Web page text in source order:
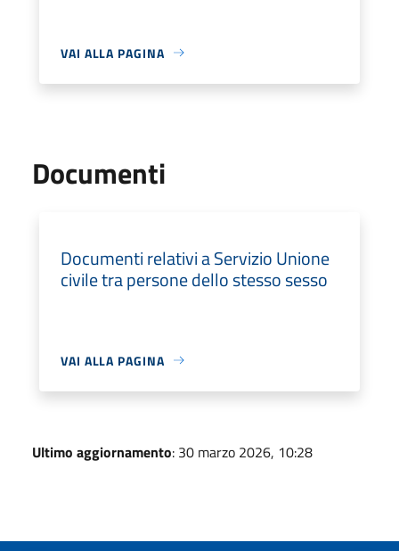
VAI ALLA PAGINA
Documenti
Documenti relativi a Servizio Unione
civile tra persone dello stesso sesso
VAI ALLA PAGINA
Ultimo aggiornamento: 30 marzo 2026, 10:28